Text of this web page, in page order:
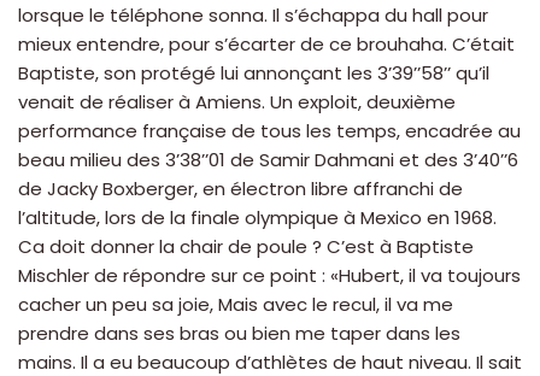
lorsque le téléphone sonna. Il s’échappa du hall pour
mieux entendre, pour s’écarter de ce brouhaha. C’était
Baptiste, son protégé lui annonçant les 3’39’’58’’ qu’il
venait de réaliser à Amiens. Un exploit, deuxième
performance française de tous les temps, encadrée au
beau milieu des 3’38’’01 de Samir Dahmani et des 3’40’’6
de Jacky Boxberger, en électron libre affranchi de
l’altitude, lors de la finale olympique à Mexico en 1968.
Ca doit donner la chair de poule ? C’est à Baptiste
Mischler de répondre sur ce point : «Hubert, il va toujours
cacher un peu sa joie, Mais avec le recul, il va me
prendre dans ses bras ou bien me taper dans les
mains. Il a eu beaucoup d’athlètes de haut niveau. Il sait